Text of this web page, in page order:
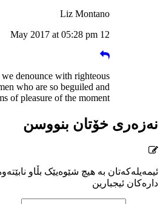
Liz Montano
12 May 2017 at 05:28 pm
denounce with righteous
who are so beguiled and
of pleasure of the moment
نەزەری خۆتان بنووسن
ئیمەیلەکەتان بە هیچ شێوەیێک بڵاو
دارەکان ئیجبارین